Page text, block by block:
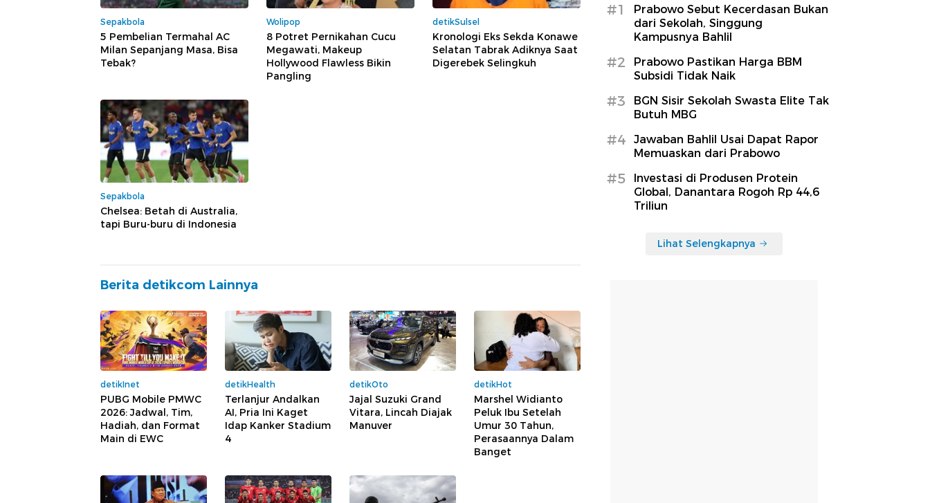
Sepakbola
5 Pembelian Termahal AC
Milan Sepanjang Masa, Bisa
Tebak?
Wolipop
8 Potret Pernikahan Cucu
Megawati, Makeup
Hollywood Flawless Bikin
Pangling
detikSulsel
Kronologi Eks Sekda Konawe
Selatan Tabrak Adiknya Saat
Digerebek Selingkuh
Sepakbola
Chelsea: Betah di Australia,
tapi Buru-buru di Indonesia
Berita detikcom Lainnya
detikInet
PUBG Mobile PMWC
2026: Jadwal, Tim,
Hadiah, dan Format
Main di EWC
detikHealth
Terlanjur Andalkan
AI, Pria Ini Kaget
Idap Kanker Stadium
4
detikOto
Jajal Suzuki Grand
Vitara, Lincah Diajak
Manuver
detikHot
Marshel Widianto
Peluk Ibu Setelah
Umur 30 Tahun,
Perasaannya Dalam
Banget
#1
Prabowo Sebut Kecerdasan Bukan
dari Sekolah, Singgung
Kampusnya Bahlil
#2
Prabowo Pastikan Harga BBM
Subsidi Tidak Naik
#3
BGN Sisir Sekolah Swasta Elite Tak
Butuh MBG
#4
Jawaban Bahlil Usai Dapat Rapor
Memuaskan dari Prabowo
#5
Investasi di Produsen Protein
Global, Danantara Rogoh Rp 44,6
Triliun
Lihat Selengkapnya